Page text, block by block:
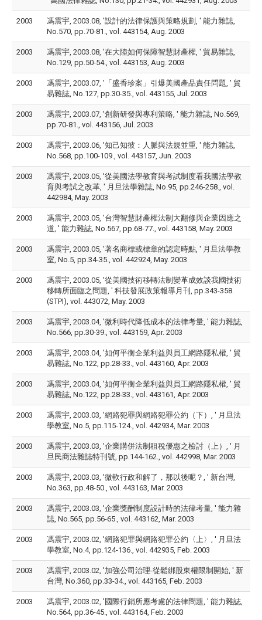
2003
馮震宇, 2003.08, '設計的法律保護與策略規劃, ' 能力雜誌,
No.570, pp.70-81., vol. 443154, Aug. 2003
2003
馮震宇, 2003.08, '在大陸如何保障智慧財產權, ' 貿易雜誌,
No.129, pp.50-54., vol. 443153, Aug. 2003
2003
馮震宇, 2003.07, '「盛香珍案」引爆美國產品責任問題, ' 貿
易雜誌, No.127, pp.30-35., vol. 443155, Jul. 2003
2003
馮震宇, 2003.07, '創新研發與專利策略, ' 能力雜誌, No.569,
pp.70-81., vol. 443156, Jul. 2003
2003
馮震宇, 2003.06, '知己知彼：人脈與法規並重, ' 能力雜誌,
No.568, pp.100-109., vol. 443157, Jun. 2003
2003
馮震宇, 2003.05, '從美國法學教育與考試制度看我國法學教
育與考試之改革, ' 月旦法學雜誌, No.95, pp.246-258., vol.
442984, May. 2003
2003
馮震宇, 2003.05, '台灣智慧財產權法制大翻修與企業因應之
道, ' 能力雜誌, No.567, pp.68-77., vol. 443158, May. 2003
2003
馮震宇, 2003.05, '著名商標或標章的認定時點, ' 月旦法學教
室, No.5, pp.34-35., vol. 442924, May. 2003
2003
馮震宇, 2003.05, '從美國技術移轉法制變革成效談我國技術
移轉所面臨之問題, ' 科技發展政策報導月刊, pp.343-358.
(STPI), vol. 443072, May. 2003
2003
馮震宇, 2003.04, '微利時代降低成本的法律考量, ' 能力雜誌,
No.566, pp.30-39., vol. 443159, Apr. 2003
2003
馮震宇, 2003.04, '如何平衡企業利益與員工網路隱私權, ' 貿
易雜誌, No.122, pp.28-33., vol. 443160, Apr. 2003
2003
馮震宇, 2003.04, '如何平衡企業利益與員工網路隱私權, ' 貿
易雜誌, No.122, pp.28-33., vol. 443161, Apr. 2003
2003
馮震宇, 2003.03, '網路犯罪與網路犯罪公約（下）, ' 月旦法
學教室, No.5, pp.115-124., vol. 442934, Mar. 2003
2003
馮震宇, 2003.03, '企業購併法制租稅優惠之檢討（上）, ' 月
旦民商法雜誌特刊號, pp.144-162., vol. 442998, Mar. 2003
2003
馮震宇, 2003.03, '微軟行政和解了，那以後呢？, ' 新台灣,
No.363, pp.48-50., vol. 443163, Mar. 2003
2003
馮震宇, 2003.03, '企業獎酬制度設計時的法律考量, ' 能力雜
誌, No.565, pp.56-65., vol. 443162, Mar. 2003
2003
馮震宇, 2003.02, '網路犯罪與網路犯罪公約〈上〉, ' 月旦法
學教室, No.4, pp.124-136., vol. 442935, Feb. 2003
2003
馮震宇, 2003.02, '加強公司治理-從鬆綁股東權限制開始, ' 新
台灣, No.360, pp.33-34., vol. 443165, Feb. 2003
2003
馮震宇, 2003.02, '國際行銷所應考慮的法律問題, ' 能力雜誌,
No.564, pp.36-45., vol. 443164, Feb. 2003